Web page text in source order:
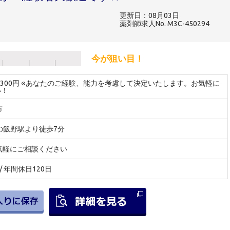
更新日：08月03日
薬剤師求人No. M3C-450294
今が狙い目！
円 ※あなたのご経験、能力を考慮して決定いたします。お気軽に
飯野駅より徒歩7分
軽にご相談ください
年間休日120日